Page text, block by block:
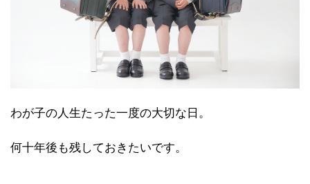
わが子の人生たった一度の大切な日。
何十年後も残しておきたいです。